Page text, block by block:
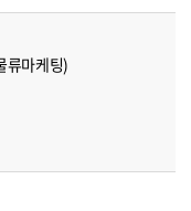
류마케팅)